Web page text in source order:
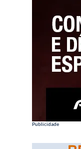
Publicidade